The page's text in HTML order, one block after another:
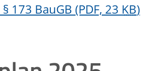
173 BauGB (PDF, 23 KB)